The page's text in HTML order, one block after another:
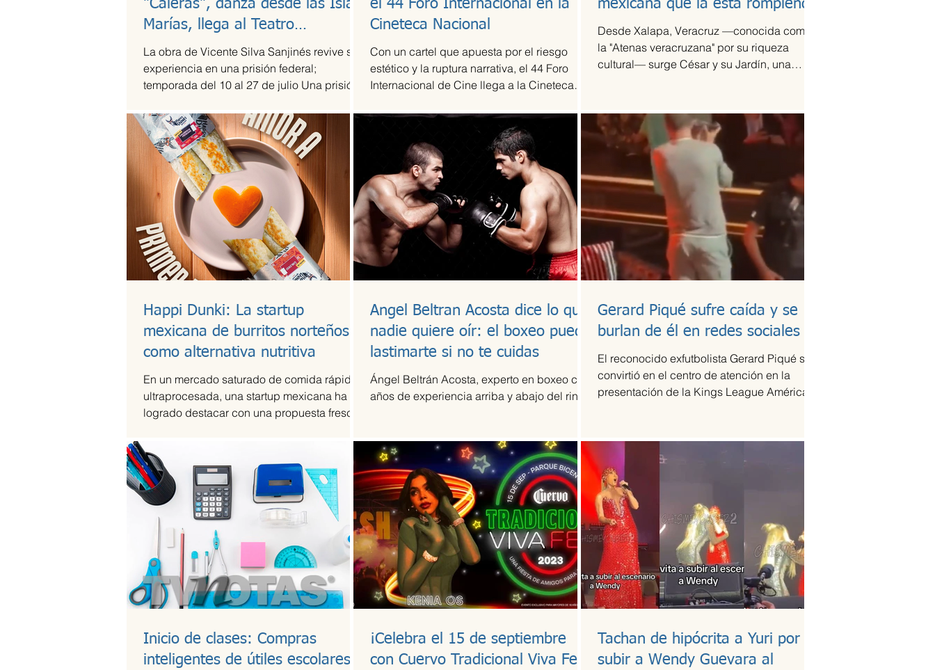
"Caleras", danza desde las Islas
Marías, llega al Teatro
Guillermina Bravo
La obra de Vicente Silva Sanjinés revive su
experiencia en una prisión federal;
temporada del 10 al 27 de julio Una prisión
el 44 Foro Internacional en la
Cineteca Nacional
Con un cartel que apuesta por el riesgo
estético y la ruptura narrativa, el 44 Foro
Internacional de Cine llega a la Cineteca
sólidos para el cine de vanguardia.
mexicana que la está rompiendo
Desde Xalapa, Veracruz —conocida como
la "Atenas veracruzana" por su riqueza
cultural— surge César y su Jardín, una
música de fusión.
Happi Dunki: La startup
mexicana de burritos norteños
como alternativa nutritiva
En un mercado saturado de comida rápida
ultraprocesada, una startup mexicana ha
logrado destacar con una propuesta fresca,
Dunki, la marca de burritos norteños creada
por la emprendedora Camila García-
Castells, que combina tradición culinaria
con innovación y conciencia nutricional.
Angel Beltran Acosta dice lo que
nadie quiere oír: el boxeo puede
lastimarte si no te cuidas
Ángel Beltrán Acosta, experto en boxeo con
años de experiencia arriba y abajo del ring
Gerard Piqué sufre caída y se
burlan de él en redes sociales
El reconocido exfutbolista Gerard Piqué se
convirtió en el centro de atención en la
presentación de la Kings League Américas
Inicio de clases: Compras
inteligentes de útiles escolares y
¡Celebra el 15 de septiembre
con Cuervo Tradicional Viva Fest
Tachan de hipócrita a Yuri por
subir a Wendy Guevara al